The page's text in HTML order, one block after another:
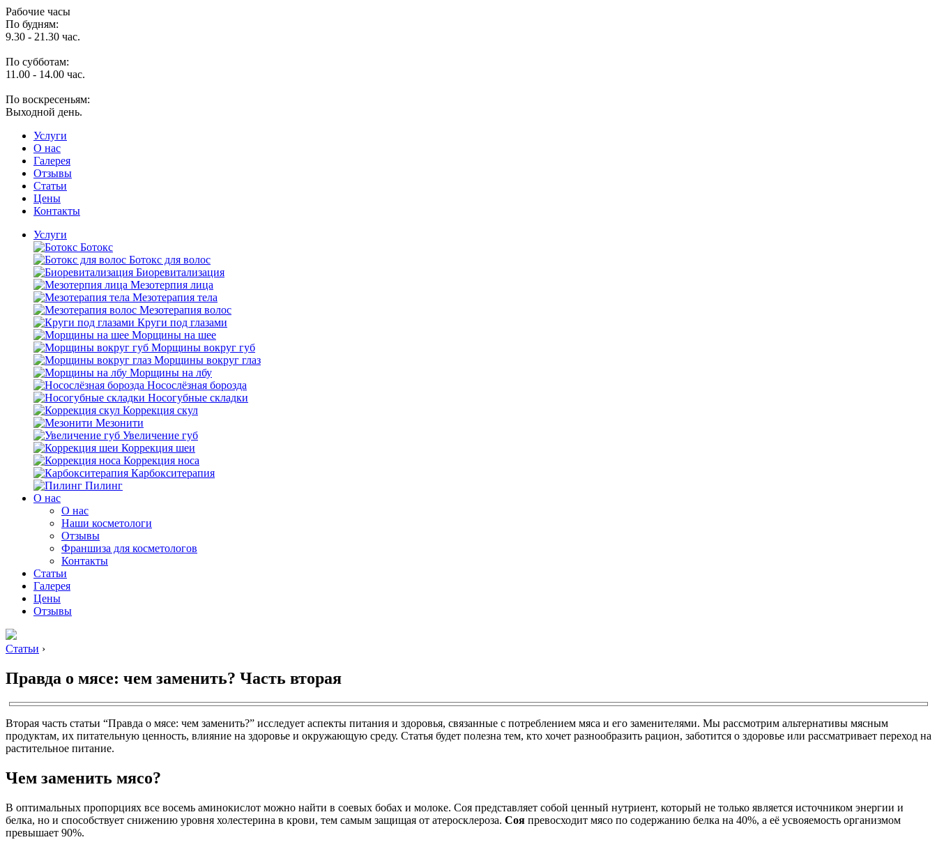
Рабочие часы
По будням:
9.30 - 21.30 час.
По субботам:
11.00 - 14.00 час.
По воскресеньям:
Выходной день.
Услуги
O нас
Галерея
Отзывы
Статьи
Цены
Контакты
Услуги
Ботокс
Ботокс для волос
Биоревитализация
Мезотерпия лица
Мезотерапия тела
Мезотерапия волос
Круги под глазами
Морщины на шее
Морщины вокруг губ
Морщины вокруг глаз
Морщины на лбу
Носослёзная борозда
Носогубные складки
Коррекция скул
Мезонити
Увеличение губ
Коррекция шеи
Коррекция носа
Карбокситерапия
Пилинг
O нас
O нас
Наши косметологи
Отзывы
Франшиза для косметологов
Контакты
Статьи
Галерея
Цены
Отзывы
Статьи ›
Правда о мясе: чем заменить? Часть вторая
Вторая часть статьи “Правда о мясе: чем заменить?” исследует аспекты питания и здоровья, связанные с потреблением мяса и его заменителями. Мы рассмотрим альтернативы мясным
продуктам, их питательную ценность, влияние на здоровье и окружающую среду. Статья будет полезна тем, кто хочет разнообразить рацион, заботится о здоровье или рассматривает переход на
растительное питание.
Чем заменить мясо?
В оптимальных пропорциях все восемь аминокислот можно найти в соевых бобах и молоке. Соя представляет собой ценный нутриент, который не только является источником энергии и
белка, но и способствует снижению уровня холестерина в крови, тем самым защищая от атеросклероза. Соя превосходит мясо по содержанию белка на 40%, а её усвояемость организмом
превышает 90%.